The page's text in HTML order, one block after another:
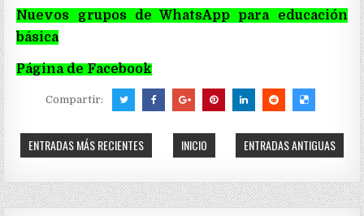
Nuevos grupos de WhatsApp para educación
básica
Página de Facebook
Compartir:
ENTRADAS MÁS RECIENTES ENTRADAS ANTIGUAS
INICIO